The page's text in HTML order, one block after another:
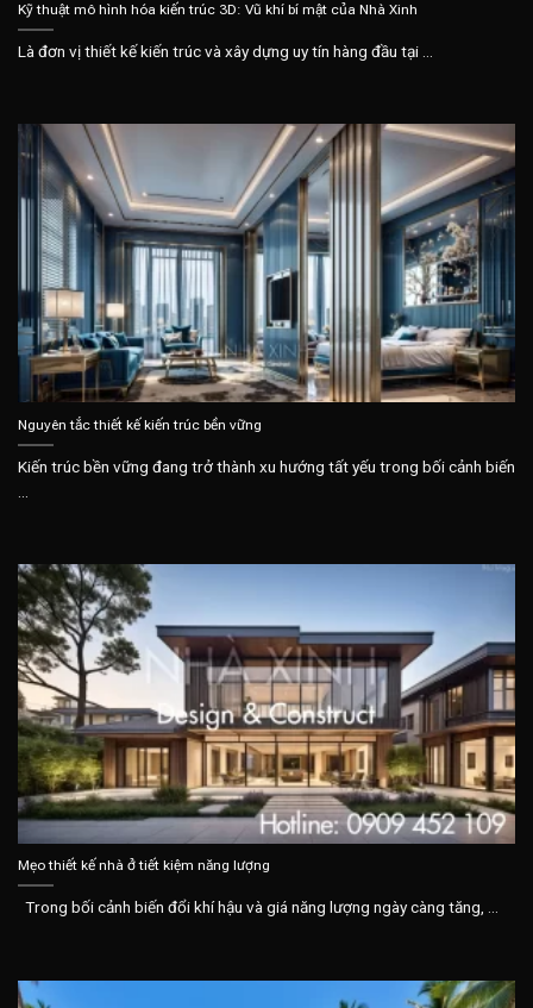
Kỹ thuật mô hình hóa kiến trúc 3D: Vũ khí bí mật của Nhà Xinh
Là đơn vị thiết kế kiến trúc và xây dựng uy tín hàng đầu tại ...
Nguyên tắc thiết kế kiến trúc bền vững
Kiến trúc bền vững đang trở thành xu hướng tất yếu trong bối cảnh biến
Mẹo thiết kế nhà ở tiết kiệm năng lượng
Trong bối cảnh biến đổi khí hậu và giá năng lượng ngày càng tăng, ...